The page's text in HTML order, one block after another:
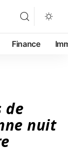
Finance
de
nuit